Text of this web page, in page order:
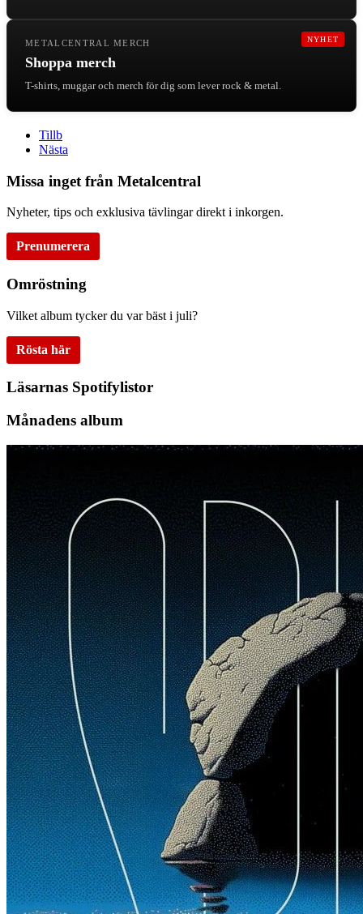
NYHET
METALCENTRAL MERCH
Shoppa merch
T-shirts, muggar och merch för dig som lever rock & metal.
Tillb
Nästa
Missa inget från Metalcentral
Nyheter, tips och exklusiva tävlingar direkt i inkorgen.
Prenumerera
Omröstning
Vilket album tycker du var bäst i juli?
Rösta här
Läsarnas Spotifylistor
Månadens album